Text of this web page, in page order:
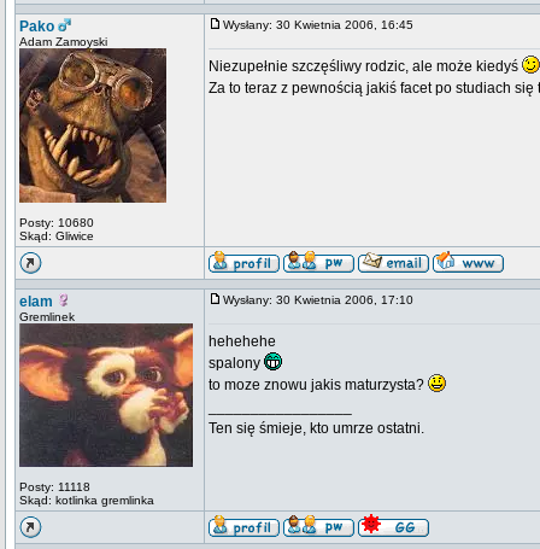
Pako
Adam Zamoyski
Posty: 10680
Skąd: Gliwice
Wysłany: 30 Kwietnia 2006, 16:45
Niezupełnie szczęśliwy rodzic, ale może kiedyś
Za to teraz z pewnością jakiś facet po studiach się
elam
Gremlinek
Posty: 11118
Skąd: kotlinka gremlinka
Wysłany: 30 Kwietnia 2006, 17:10
hehehehe
spalony
to moze znowu jakis maturzysta?
Ten się śmieje, kto umrze ostatni.